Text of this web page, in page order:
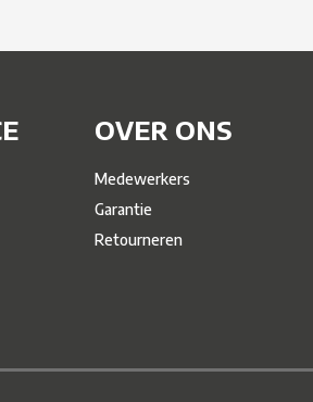
OVER ONS
Medewerkers
Garantie
Retourneren